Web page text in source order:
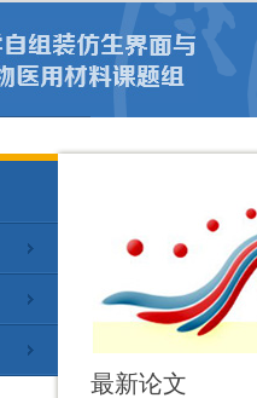
最新论文